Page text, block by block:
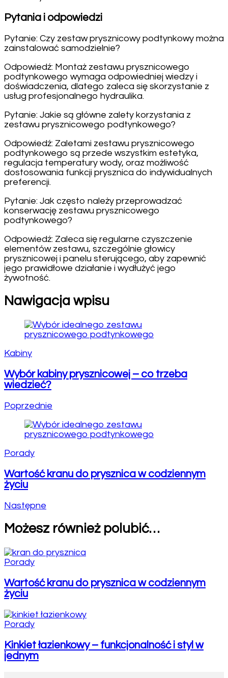
Pytania i odpowiedzi
Pytanie: Czy zestaw prysznicowy podtynkowy można
zainstalować samodzielnie?
Odpowiedź: Montaż zestawu prysznicowego
podtynkowego wymaga odpowiedniej wiedzy i
doświadczenia, dlatego zaleca się skorzystanie z
usług profesjonalnego hydraulika.
Pytanie: Jakie są główne zalety korzystania z
zestawu prysznicowego podtynkowego?
Odpowiedź: Zaletami zestawu prysznicowego
podtynkowego są przede wszystkim estetyka,
regulacja temperatury wody, oraz możliwość
dostosowania funkcji prysznica do indywidualnych
preferencji.
Pytanie: Jak często należy przeprowadzać
konserwację zestawu prysznicowego
podtynkowego?
Odpowiedź: Zaleca się regularne czyszczenie
elementów zestawu, szczególnie głowicy
prysznicowej i panelu sterującego, aby zapewnić
jego prawidłowe działanie i wydłużyć jego
żywotność.
Nawigacja wpisu
Kabiny
Wybór kabiny prysznicowej – co trzeba
wiedzieć?
Poprzednie
Porady
Wartość kranu do prysznica w codziennym
życiu
Następne
Możesz również polubić…
Porady
Wartość kranu do prysznica w codziennym
życiu
Porady
Kinkiet łazienkowy – funkcjonalność i styl w
jednym